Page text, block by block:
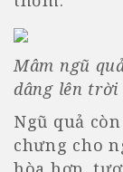
Mâm ngũ
dâng lên trời
Ngũ quả
chưng cho